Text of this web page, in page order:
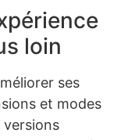
loin
ses
et modes